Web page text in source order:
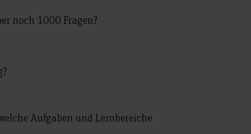
noch 1000 Fragen?
Aufgaben und Lernbereiche